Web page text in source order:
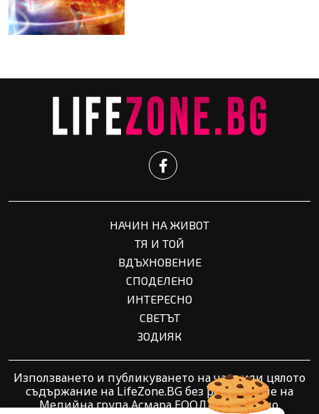
НАЧИН НА ЖИВОТ
ТЯ И ТОЙ
ВДЪХНОВЕНИЕ
СПОДЕЛЕНО
ИНТЕРЕСНО
СВЕТЪТ
ЗОДИЯК
Използването и публикуването на част или цялото
съдържание на LifeZone.BG без разрешение на
Медийна група Асмара ЕООД е забранено.